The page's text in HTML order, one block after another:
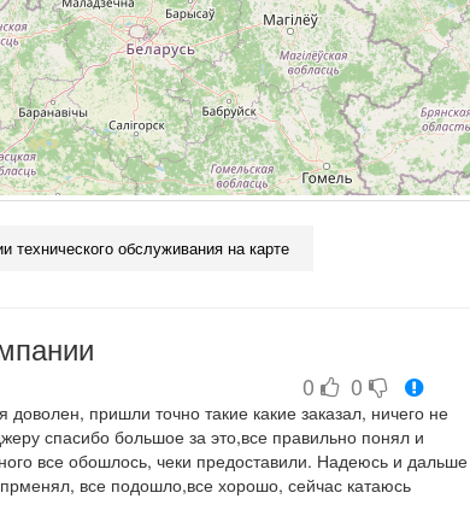
технического обслуживания на карте
0 0
пришли точно такие какие заказал, ничего не
спасибо большое за это,все правильно понял и
все обошлось, чеки предоставили. Надеюсь и дальше
все подошло,все хорошо, сейчас катаюсь
Рекомендую,хорошая фирма!)